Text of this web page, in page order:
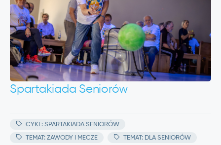
Spartakiada Seniorów
CYKL: SPARTAKIADA SENIORÓW
TEMAT: ZAWODY I MECZE TEMAT: DLA SENIORÓW